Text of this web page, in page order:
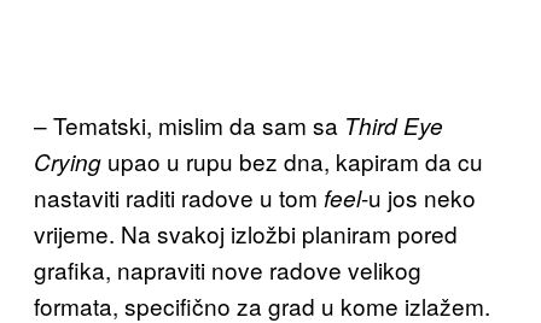
– Tematski, mislim da sam sa Third Eye
Crying upao u rupu bez dna, kapiram da cu
nastaviti raditi radove u tom feel-u jos neko
vrijeme. Na svakoj izložbi planiram pored
grafika, napraviti nove radove velikog
formata, specifično za grad u kome izlažem.